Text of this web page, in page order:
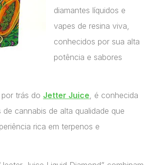
diamantes líquidos e
vapes de resina viva,
conhecidos por sua alta
potência e sabores
trás do Jetter Juice, é conhecida
cannabis de alta qualidade que
rica em terpenos e